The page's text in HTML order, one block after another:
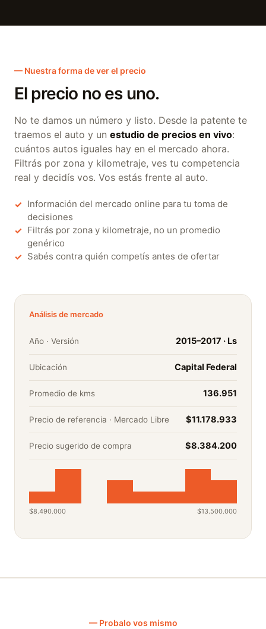
— Nuestra forma de ver el precio
El precio no es uno.
No te damos un número y listo. Desde la patente te
traemos el auto y un estudio de precios en vivo:
cuántos autos iguales hay en el mercado ahora.
Filtrás por zona y kilometraje, ves tu competencia
real y decidís vos. Vos estás frente al auto.
✓ Información del mercado online para tu toma de
decisiones
✓ Filtrás por zona y kilometraje, no un promedio
genérico
✓ Sabés contra quién competís antes de ofertar
Análisis de mercado
Año · Versión 2015–2017 · Ls
Ubicación Capital Federal
Promedio de kms 136.951
Precio de referencia · Mercado Libre $11.178.933
Precio sugerido de compra $8.384.200
$8.490.000 $13.500.000
— Probalo vos mismo